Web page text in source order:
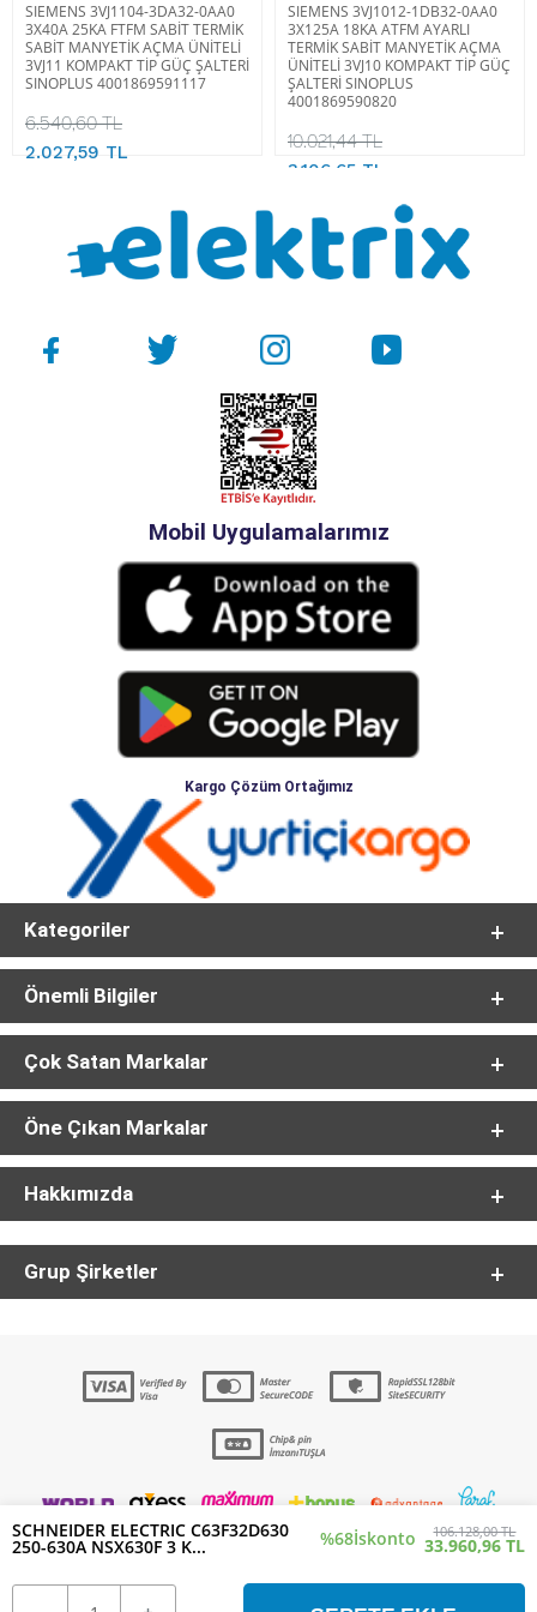
SCHNEIDER ELECTRIC C63F32D630
250-630A NSX630F 3 K... %68İskonto 106.128,00 TL
33.960,96 TL
SIEMENS 3VJ1104-3DA32-0AA0
3X40A 25KA FTFM SABİT TERMİK
SABİT MANYETİK AÇMA ÜNİTELİ
3VJ11 KOMPAKT TİP GÜÇ ŞALTERİ
SINOPLUS 4001869591117
6.540,60 TL
2.027,59 TL
SIEMENS 3VJ1012-1DB32-0AA0
3X125A 18KA ATFM AYARLI
TERMİK SABİT MANYETİK AÇMA
ÜNİTELİ 3VJ10 KOMPAKT TİP GÜÇ
ŞALTERİ SINOPLUS
4001869590820
10.021,44 TL
3.106,65 TL
Mobil Uygulamalarımız
Kargo Çözüm Ortağımız
Kategoriler
Önemli Bilgiler
Çok Satan Markalar
Öne Çıkan Markalar
Hakkımızda
Grup Şirketler